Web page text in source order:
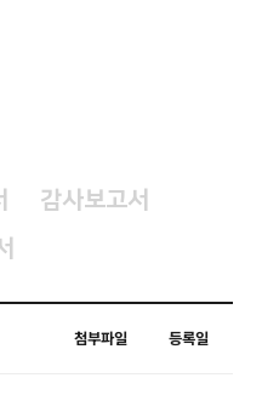
감사보고서
첨부파일 등록일